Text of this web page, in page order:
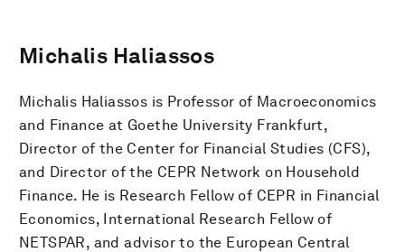
Michalis Haliassos
Michalis Haliassos is Professor of Macroeconomics
and Finance at Goethe University Frankfurt,
Director of the Center for Financial Studies (CFS),
and Director of the CEPR Network on Household
Finance. He is Research Fellow of CEPR in Financial
Economics, International Research Fellow of
NETSPAR, and advisor to the European Central